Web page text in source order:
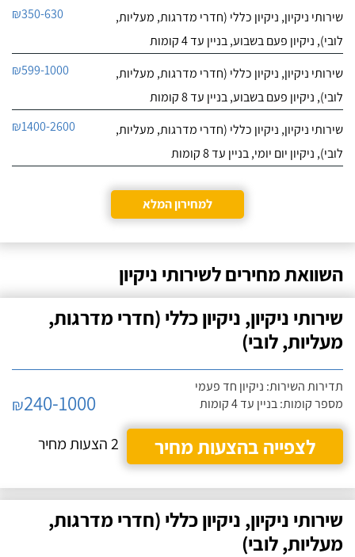
שירותי ניקיון, ניקיון כללי (חדרי מדרגות, מעליות,
לובי), ניקיון פעם בשבוע, בניין עד 4 קומות
₪350-630
שירותי ניקיון, ניקיון כללי (חדרי מדרגות, מעליות,
לובי), ניקיון פעם בשבוע, בניין עד 8 קומות
₪599-1000
שירותי ניקיון, ניקיון כללי (חדרי מדרגות, מעליות,
לובי), ניקיון יום יומי, בניין עד 8 קומות
₪1400-2600
למחירון המלא
השוואת מחירים לשירותי ניקיון
שירותי ניקיון, ניקיון כללי (חדרי מדרגות,
מעליות, לובי)
תדירות השירות: ניקיון חד פעמי
מספר קומות: בניין עד 4 קומות
₪240-1000
לצפייה בהצעות מחיר
2 הצעות מחיר
שירותי ניקיון, ניקיון כללי (חדרי מדרגות,
מעליות, לובי)